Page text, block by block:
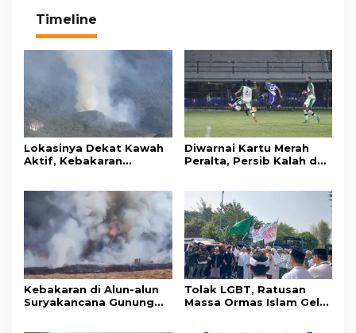
Timeline
Lokasinya Dekat Kawah
Aktif, Kebakaran
Pangrango
Diwarnai Kartu Merah
Peralta, Persib Kalah dari
Kebakaran di Alun-alun
Suryakancana Gunung
Tolak LGBT, Ratusan
Massa Ormas Islam Gelar